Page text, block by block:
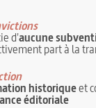
d'aucune
part à la
historiqueet
éditoriale